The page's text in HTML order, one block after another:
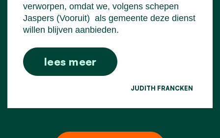
verworpen, omdat we, volgens schepen
Jaspers (Vooruit) als gemeente deze dienst
willen blijven aanbieden.
lees meer
JUDITH FRANCKEN